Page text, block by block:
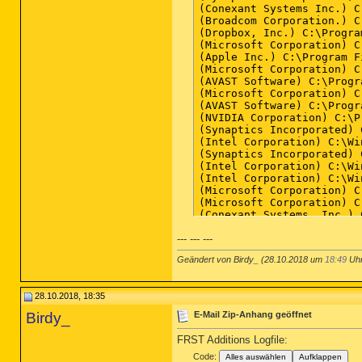
--- --- ---
Geändert von Birdy_ (28.10.2018 um 18:49
28.10.2018, 18:35
Birdy_ E-Mail Zip-Anhang geöffnet
FRST Additions Logfile:
Code: Alles auswählen Aufklappen